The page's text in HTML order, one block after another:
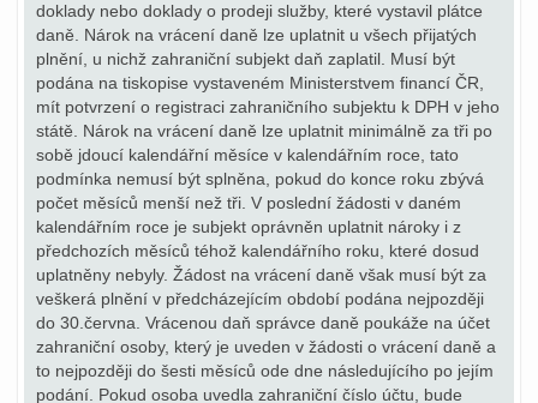
doklady nebo doklady o prodeji služby, které vystavil plátce
daně. Nárok na vrácení daně lze uplatnit u všech přijatých
plnění, u nichž zahraniční subjekt daň zaplatil. Musí být
podána na tiskopise vystaveném Ministerstvem financí ČR,
mít potvrzení o registraci zahraničního subjektu k DPH v jeho
státě. Nárok na vrácení daně lze uplatnit minimálně za tři po
sobě jdoucí kalendářní měsíce v kalendářním roce, tato
podmínka nemusí být splněna, pokud do konce roku zbývá
počet měsíců menší než tři. V poslední žádosti v daném
kalendářním roce je subjekt oprávněn uplatnit nároky i z
předchozích měsíců téhož kalendářního roku, které dosud
uplatněny nebyly. Žádost na vrácení daně však musí být za
veškerá plnění v předcházejícím období podána nejpozději
do 30.června. Vrácenou daň správce daně poukáže na účet
zahraniční osoby, který je uveden v žádosti o vrácení daně a
to nejpozději do šesti měsíců ode dne následujícího po jejím
podání. Pokud osoba uvedla zahraniční číslo účtu, bude